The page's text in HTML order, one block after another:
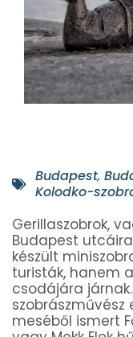
Budapest,
Kolodko-
Gerillaszobrok,
Budapest
készült
turisták, hanem
csodájára
meséből ismert